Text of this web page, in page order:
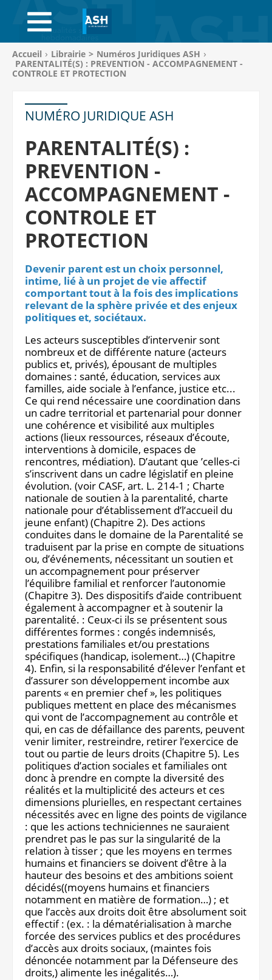
ACCUEIL
ABONNEMENTS
ACHAT AU NUMÉRO
ANNONCES
CV-THÈQUE
CONNEXION
PANIER
Notre site éditorial
JOB ASH
Notre boutique
Vous
êtes
ici
Accueil Librairie > Numéros Juridiques ASH
PARENTALITÉ(S) : PREVENTION - ACCOMPAGNEMENT -
CONTROLE ET PROTECTION
NUMÉRO JURIDIQUE ASH
PARENTALITÉ(S) :
PREVENTION -
ACCOMPAGNEMENT -
CONTROLE ET
PROTECTION
Devenir parent est un choix personnel,
intime, lié à un projet de vie affectif
comportant tout à la fois des implications
relevant de la sphère privée et des enjeux
politiques et, sociétaux.
Les acteurs susceptibles d’intervenir sont
nombreux et de différente nature (acteurs
publics et, privés), épousant de multiples
domaines : santé, éducation, services aux
familles, aide sociale à l’enfance, justice etc...
Ce qui rend nécessaire une coordination dans
un cadre territorial et partenarial pour donner
une cohérence et visibilité aux multiples
actions (lieux ressources, réseaux d’écoute,
interventions à domicile, espaces de
rencontres, médiation). D’autant que ’celles-ci
s’inscrivent dans un cadre législatif en pleine
évolution. (voir CASF, art. L. 214-1 ; Charte
nationale de soutien à la parentalité, charte
nationale pour d’établissement d’l’accueil du
jeune enfant) (Chapitre 2). Des actions
conduites dans le domaine de la Parentalité se
traduisent par la prise en compte de situations
ou, d’événements, nécessitant un soutien et
un accompagnement pour préserver
l’équilibre familial et renforcer l’autonomie
(Chapitre 3). Des dispositifs d’aide contribuent
également à accompagner et à soutenir la
parentalité. : Ceux-ci ils se présentent sous
différentes formes : congés indemnisés,
prestations familiales et/ou prestations
spécifiques (handicap, isolement…) (Chapitre
4). Enfin, si la responsabilité d’élever l’enfant et
d’assurer son développement incombe aux
parents « en premier chef », les politiques
publiques mettent en place des mécanismes
qui vont de l’accompagnement au contrôle et
qui, en cas de défaillance des parents, peuvent
venir limiter, restreindre, retirer l’exercice de
tout ou partie de leurs droits (Chapitre 5). Les
politiques d’action sociales et familiales ont
donc à prendre en compte la diversité des
réalités et la multiplicité des acteurs et ces
dimensions plurielles, en respectant certaines
nécessités avec en ligne des points de vigilance
: que les actions techniciennes ne sauraient
prendret pas le pas sur la singularité de la
relation à tisser ; que les moyens en termes
humains et financiers se doivent d’être à la
hauteur des besoins et des ambitions soient
décidés((moyens humains et financiers
notamment en matière de formation…) ; et
que l’accès aux droits doit être absolument soit
effectif : (ex. : la dématérialisation à marche
forcée des services publics et des procédures
d’accès aux droits sociaux, (maintes fois
dénoncée notamment par la Défenseure des
droits,) alimente les inégalités…).